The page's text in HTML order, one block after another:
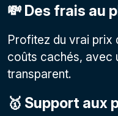
💸 Des frais au
Profitez du vrai prix
coûts cachés, avec
transparent.
🥇 Support aux